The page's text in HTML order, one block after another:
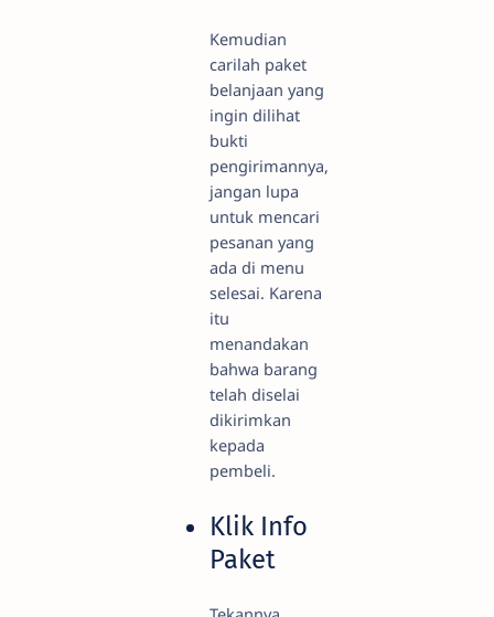
Kemudian
carilah paket
belanjaan yang
ingin dilihat
bukti
pengirimannya,
jangan lupa
untuk mencari
pesanan yang
ada di menu
selesai. Karena
itu
menandakan
bahwa barang
telah diselai
dikirimkan
kepada
pembeli.
Klik Info
Paket